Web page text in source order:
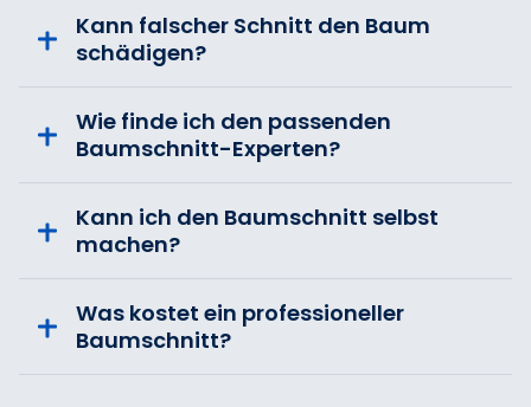
Kann falscher Schnitt den Baum
schädigen?
Wie finde ich den passenden
Baumschnitt-Experten?
Kann ich den Baumschnitt selbst
machen?
Was kostet ein professioneller
Baumschnitt?